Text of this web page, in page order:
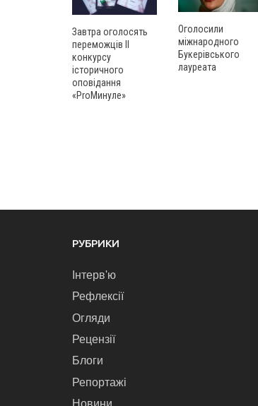
Завтра оголосять
переможців ІІ
конкурсу
історичного
оповідання
«ProМинуле»
Оголосили
міжнародного
Букерівського
лауреата
РУБРИКИ
Інтерв'ю
Рефлексії
Огляди
Рецензії
Блоги
Репортажі
Новини